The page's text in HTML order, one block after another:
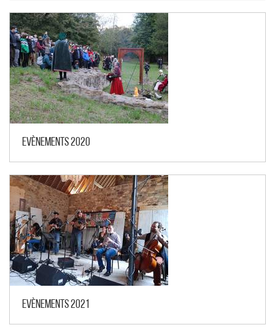
Evènements 2020
Evènements 2021